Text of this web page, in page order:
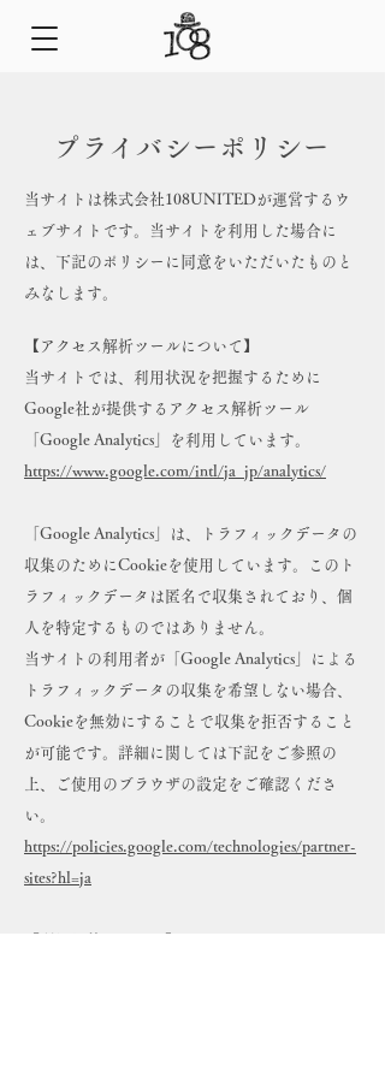
​プライバシーポリシー
当サイトは株式会社108UNITEDが運営するウ
ェブサイトです。当サイトを利用した場合に
は、下記のポリシーに同意をいただいたものと
みなします。
【アクセス解析ツールについて】
当サイトでは、利用状況を把握するために
Google社が提供するアクセス解析ツール
「Google Analytics」を利用しています。
https://www.google.com/intl/ja_jp/analytics/
「Google Analytics」は、トラフィックデータの
収集のためにCookieを使用しています。このト
ラフィックデータは匿名で収集されており、個
人を特定するものではありません。
当サイトの利用者が「Google Analytics」による
トラフィックデータの収集を希望しない場合、
Cookieを無効にすることで収集を拒否すること
が可能です。詳細に関しては下記をご参照の
上、ご使用のブラウザの設定をご確認くださ
い。
https://policies.google.com/technologies/partner-
sites?hl=ja